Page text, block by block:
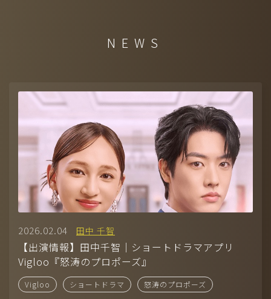
NEWS
2026.02.04 田中 千智
【出演情報】田中千智｜ショートドラマアプリ
Vigloo『怒涛のプロポーズ』
Vigloo ショートドラマ 怒涛のプロポーズ